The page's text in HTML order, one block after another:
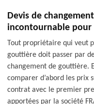
Devis de
incontournable
Tout propriétaire qui veut
gouttière doit passer par
changement de gouttière.
comparer d’abord les prix
contrat avec le premier
apportées par la société